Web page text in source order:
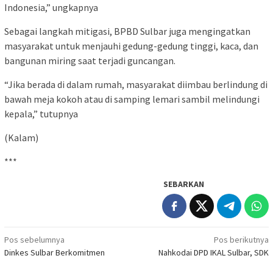
Indonesia,” ungkapnya
Sebagai langkah mitigasi, BPBD Sulbar juga mengingatkan
masyarakat untuk menjauhi gedung-gedung tinggi, kaca, dan
bangunan miring saat terjadi guncangan.
“Jika berada di dalam rumah, masyarakat diimbau berlindung di
bawah meja kokoh atau di samping lemari sambil melindungi
kepala,” tutupnya
(Kalam)
***
SEBARKAN
Navigasi
Pos sebelumnya
Dinkes Sulbar Berkomitmen
Pos berikutnya
Nahkodai DPD IKAL Sulbar, SDK